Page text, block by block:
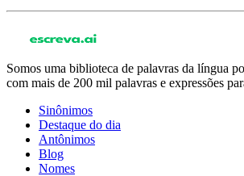
Somos uma biblioteca de palavras da língua
com mais de 200 mil palavras e expressões
Sinônimos
Destaque do dia
Antônimos
Blog
Nomes